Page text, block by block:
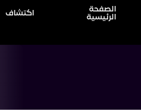
الصفحة
الرئيسية
اكتشاف